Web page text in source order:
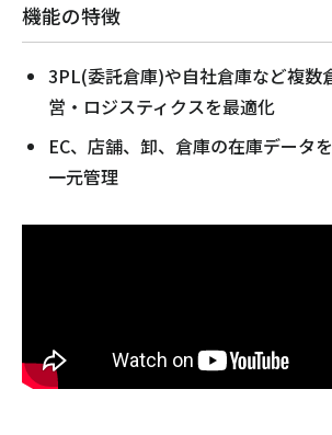
機能の特徴
3PL(委託倉庫)や自社倉庫など複数
営・ロジスティクスを最適化
EC、店舗、卸、倉庫の在庫データ
一元管理